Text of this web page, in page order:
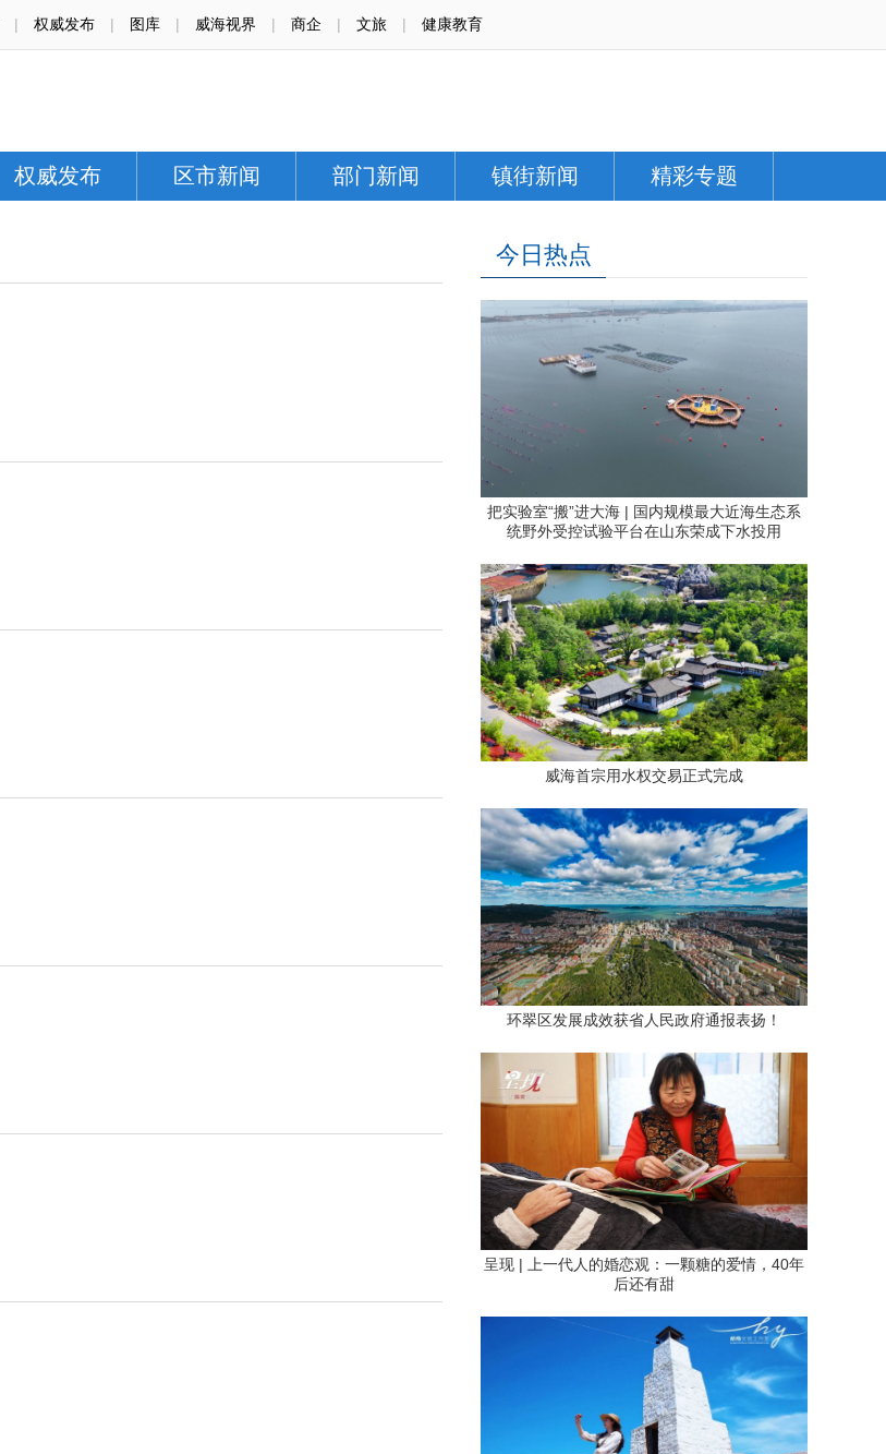
| 权威发布 | 图库 | 威海视界 | 商企 | 文旅 | 健康教育
权威发布 区市新闻 部门新闻 镇街新闻 精彩专题
今日热点
把实验室“搬”进大海 | 国内规模最大近海生态系
统野外受控试验平台在山东荣成下水投用
威海首宗用水权交易正式完成
环翠区发展成效获省人民政府通报表扬！
呈现 | 上一代人的婚恋观：一颗糖的爱情，40年
后还有甜